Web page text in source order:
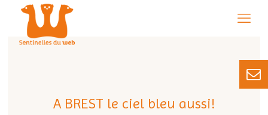
A BREST le ciel bleu aussi!